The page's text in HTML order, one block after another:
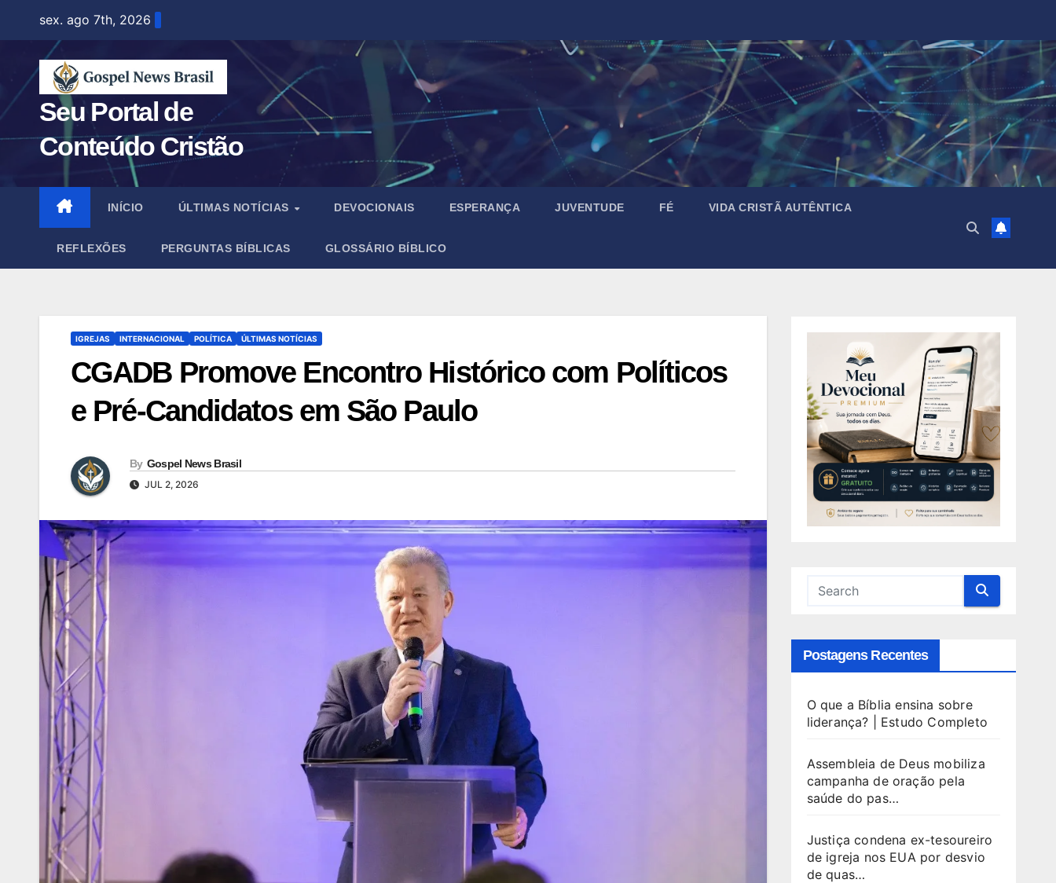
content
sex. ago 7th, 2026
Seu Portal de
Conteúdo Cristão
INÍCIO ÚLTIMAS NOTÍCIAS DEVOCIONAIS ESPERANÇA JUVENTUDE FÉ VIDA CRISTÃ AUTÊNTICA
REFLEXÕES PERGUNTAS BÍBLICAS GLOSSÁRIO BÍBLICO
IGREJAS INTERNACIONAL POLÍTICA ÚLTIMAS NOTÍCIAS
CGADB Promove Encontro Histórico com Políticos
e Pré-Candidatos em São Paulo
By Gospel News Brasil
JUL 2, 2026
Postagens Recentes
O que a Bíblia ensina sobre
liderança? | Estudo Completo
Assembleia de Deus mobiliza
campanha de oração pela
saúde do pas…
Justiça condena ex-tesoureiro
de igreja nos EUA por desvio
de quas…